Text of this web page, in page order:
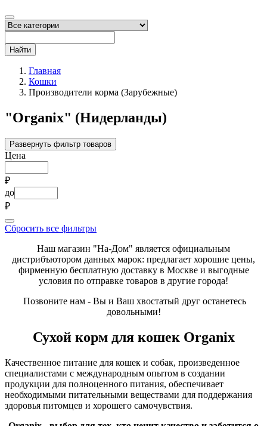
Найти
Главная
Кошки
Производители корма (Зарубежные)
"Organix" (Нидерланды)
Развернуть фильтр товаров
Цена
₽
до
₽
Сбросить все фильтры
Наш магазин "На-Дом" является официальным
дистрибъютором данных марок: предлагает хорошие цены,
фирменную бесплатную доставку в Москве и выгодные
условия по отправке товаров в другие города!
Позвоните нам - Вы и Ваш хвостатый друг останетесь
довольными!
Сухой корм для кошек Organix
Качественное питание для кошек и собак, произведенное
специалистами с международным опытом в создании
продукции для полноценного питания, обеспечивает
необходимыми питательными веществами для поддержания
здоровья питомцев и хорошего самочувствия.